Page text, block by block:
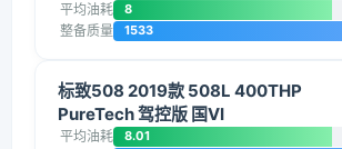
平均油耗 8
整备质量 1533
标致508 2019款 508L 400THP
PureTech 驾控版 国VI
平均油耗 8.01